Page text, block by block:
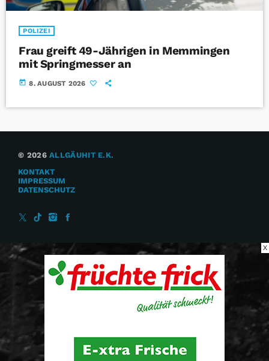
POLIZEI
Frau greift 49-Jährigen in Memmingen
mit Springmesser an
today 8. AUGUST 2026
© 2026ALLGÄUHIT E.K.
KONTAKT
IMPRESSUM
DATENSCHUTZ
X